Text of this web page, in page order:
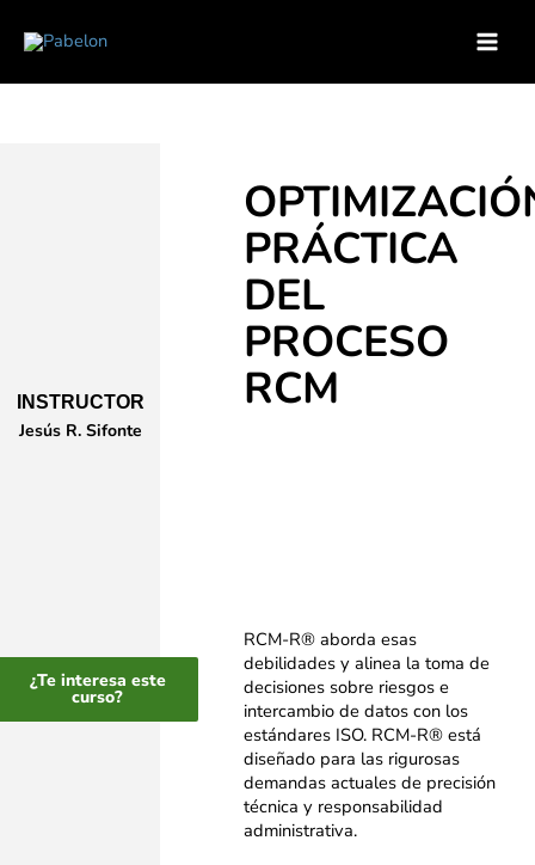
contenido
Inicio Soluciones para empresas
Curso – Optimizacion practica del proceso RCM
INSTRUCTOR
Jesús R. Sifonte
¿Te interesa este
curso?
PRÁCTICA
DEL
PROCESO
RCM
RCM-R® aborda esas
debilidades y alinea la toma de
decisiones sobre riesgos e
intercambio de datos con los
estándares ISO. RCM-R® está
diseñado para las rigurosas
demandas actuales de precisión
técnica y responsabilidad
administrativa.